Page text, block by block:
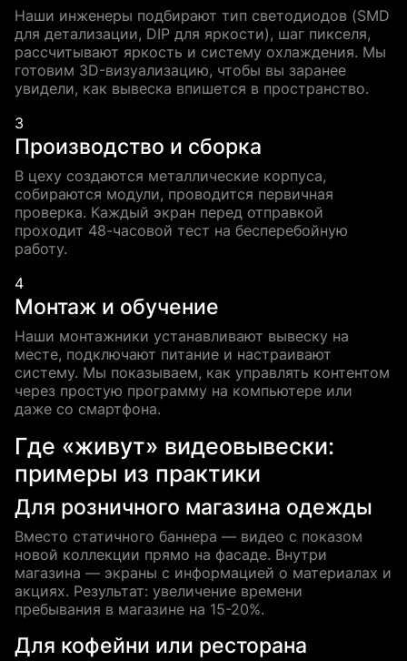
Наши инженеры подбирают тип светодиодов (SMD
для детализации, DIP для яркости), шаг пикселя,
рассчитывают яркость и систему охлаждения. Мы
готовим 3D-визуализацию, чтобы вы заранее
увидели, как вывеска впишется в пространство.
3
Производство и сборка
В цеху создаются металлические корпуса,
собираются модули, проводится первичная
проверка. Каждый экран перед отправкой
проходит 48-часовой тест на бесперебойную
работу.
4
Монтаж и обучение
Наши монтажники устанавливают вывеску на
месте, подключают питание и настраивают
систему. Мы показываем, как управлять контентом
через простую программу на компьютере или
даже со смартфона.
Где «живут» видеовывески:
примеры из практики
Для розничного магазина одежды
Вместо статичного баннера — видео с показом
новой коллекции прямо на фасаде. Внутри
магазина — экраны с информацией о материалах и
акциях. Результат: увеличение времени
пребывания в магазине на 15-20%.
Для кофейни или ресторана